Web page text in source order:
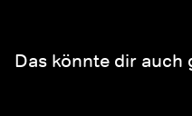
Das könnte dir auch